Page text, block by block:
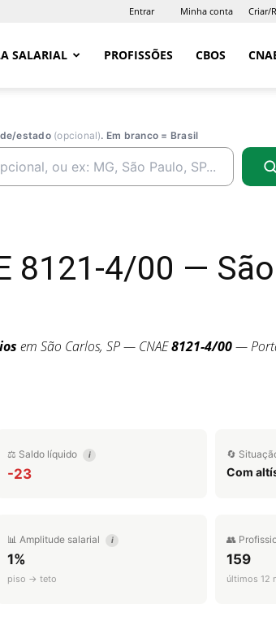
Entrar Minha conta Criar/
SALARIAL PROFISSÕES CBOS
estado (opcional). Em branco = Brasil
8121-4/00 —
em São Carlos, SP — CNAE8121-4/00—
⚖️ Saldo líquido i
-23
🔄
Com
📊 Amplitude salarial i
1%
piso → teto
👥
159
últimos 12